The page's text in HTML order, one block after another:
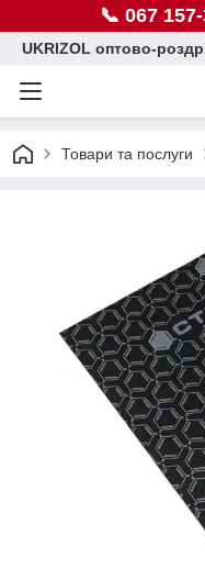
📞 067
UKRIZOL оптово-
Товари та послуги